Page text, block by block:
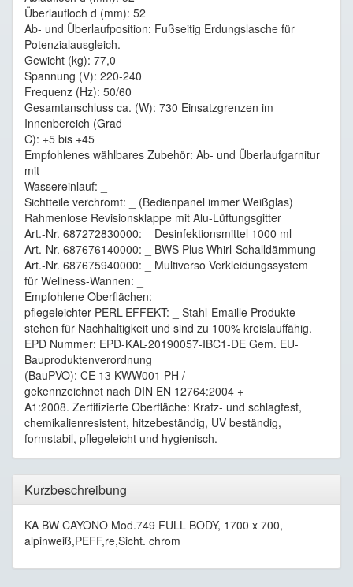
Überlaufloch d (mm): 52
Ab- und Überlaufposition: Fußseitig Erdungslasche für
Potenzialausgleich.
Gewicht (kg): 77,0
Spannung (V): 220-240
Frequenz (Hz): 50/60
Gesamtanschluss ca. (W): 730 Einsatzgrenzen im
Innenbereich (Grad
C): +5 bis +45
Empfohlenes wählbares Zubehör: Ab- und Überlaufgarnitur
mit
Wassereinlauf: _
Sichtteile verchromt: _ (Bedienpanel immer Weißglas)
Rahmenlose Revisionsklappe mit Alu-Lüftungsgitter
Art.-Nr. 687272830000: _ Desinfektionsmittel 1000 ml
Art.-Nr. 687676140000: _ BWS Plus Whirl-Schalldämmung
Art.-Nr. 687675940000: _ Multiverso Verkleidungssystem
für Wellness-Wannen: _
Empfohlene Oberflächen:
pflegeleichter PERL-EFFEKT: _ Stahl-Emaille Produkte
stehen für Nachhaltigkeit und sind zu 100% kreislauffähig.
EPD Nummer: EPD-KAL-20190057-IBC1-DE Gem. EU-
Bauproduktenverordnung
(BauPVO): CE 13 KWW001 PH /
gekennzeichnet nach DIN EN 12764:2004 +
A1:2008. Zertifizierte Oberfläche: Kratz- und schlagfest,
chemikalienresistent, hitzebeständig, UV beständig,
formstabil, pflegeleicht und hygienisch.
Kurzbeschreibung
KA BW CAYONO Mod.749 FULL BODY, 1700 x 700,
alpinweiß,PEFF,re,Sicht. chrom